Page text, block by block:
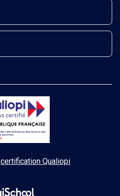
certification Qualiopi